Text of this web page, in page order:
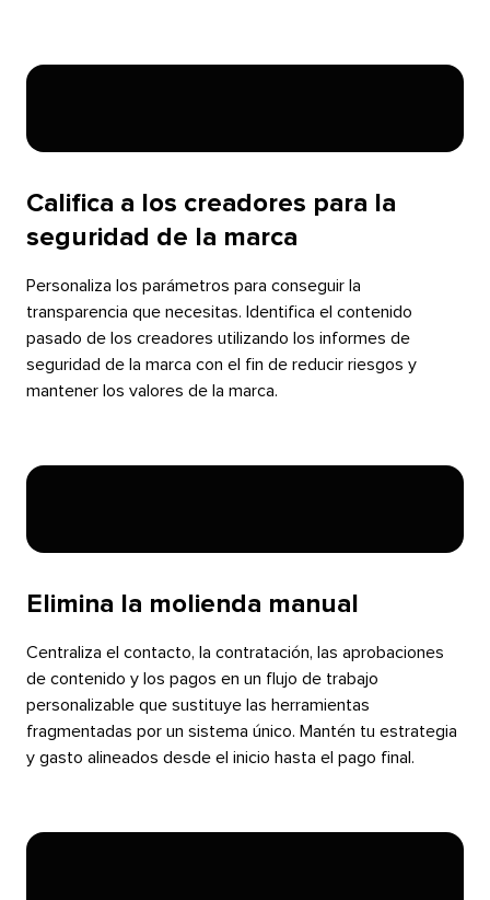
Califica a los creadores para la
seguridad de la marca​​
Personaliza los parámetros para conseguir la
transparencia que necesitas. Identifica el contenido
pasado de los creadores utilizando los informes de
seguridad de la marca con el fin de reducir riesgos y
mantener los valores de la marca.​​
Elimina la molienda manual​​
Centraliza el contacto, la contratación, las aprobaciones
de contenido y los pagos en un flujo de trabajo
personalizable que sustituye las herramientas
fragmentadas por un sistema único. Mantén tu estrategia
y gasto alineados desde el inicio hasta el pago final.​​